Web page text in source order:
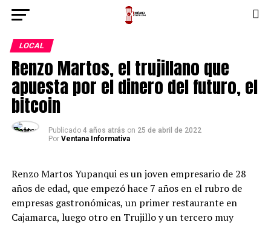
LOCAL
Renzo Martos, el trujillano que
apuesta por el dinero del futuro, el
bitcoin
Publicado 4 años atrás on 25 de abril de 2022
Por Ventana Informativa
Renzo Martos Yupanqui es un joven empresario de 28
años de edad, que empezó hace 7 años en el rubro de
empresas gastronómicas, un primer restaurante en
Cajamarca, luego otro en Trujillo y un tercero muy